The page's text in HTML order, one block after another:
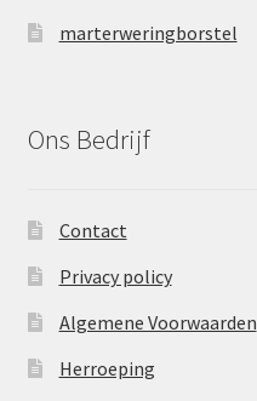
marterweringborstel
Ons Bedrijf
Contact
Privacy policy
Algemene Voorwaarden
Herroeping